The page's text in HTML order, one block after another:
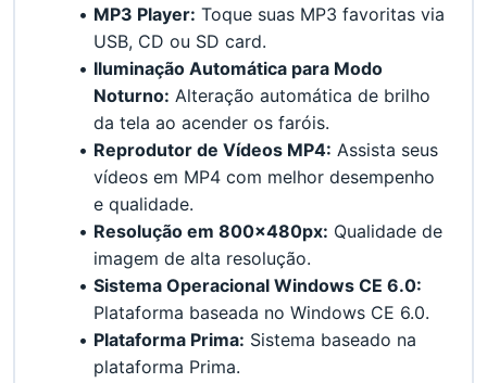
MP3 Player: Toque suas MP3 favoritas via
USB, CD ou SD card.
Iluminação Automática para Modo
Noturno: Alteração automática de brilho
da tela ao acender os faróis.
Reprodutor de Vídeos MP4: Assista seus
vídeos em MP4 com melhor desempenho
e qualidade.
Resolução em 800x480px: Qualidade de
imagem de alta resolução.
Sistema Operacional Windows CE 6.0:
Plataforma baseada no Windows CE 6.0.
Plataforma Prima: Sistema baseado na
plataforma Prima.